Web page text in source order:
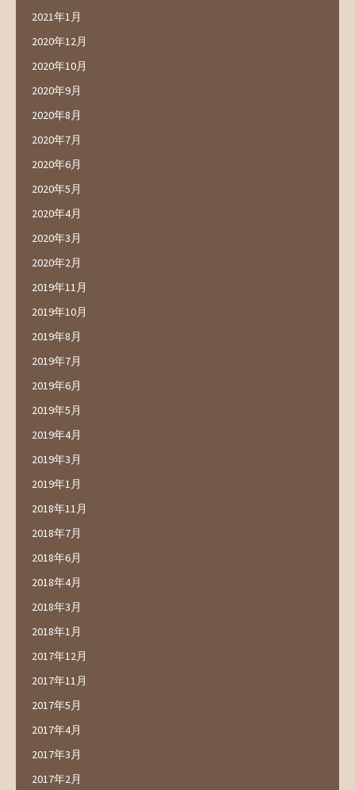
2021年1月
2020年12月
2020年10月
2020年9月
2020年8月
2020年7月
2020年6月
2020年5月
2020年4月
2020年3月
2020年2月
2019年11月
2019年10月
2019年8月
2019年7月
2019年6月
2019年5月
2019年4月
2019年3月
2019年1月
2018年11月
2018年7月
2018年6月
2018年4月
2018年3月
2018年1月
2017年12月
2017年11月
2017年5月
2017年4月
2017年3月
2017年2月